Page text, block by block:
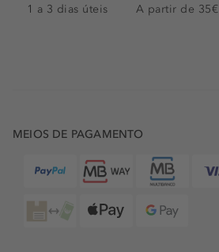
1 a 3 dias úteis
A partir de 35€
MEIOS DE PAGAMENTO